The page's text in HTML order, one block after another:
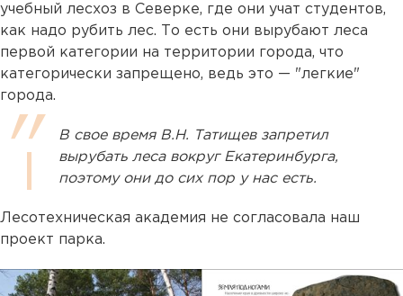
учебный лесхоз в Северке, где они учат студентов,
как надо рубить лес. То есть они вырубают леса
первой категории на территории города, что
категорически запрещено, ведь это — "легкие"
города.
В свое время В.Н. Татищев запретил
вырубать леса вокруг Екатеринбурга,
поэтому они до сих пор у нас есть.
Лесотехническая академия не согласовала наш
проект парка.